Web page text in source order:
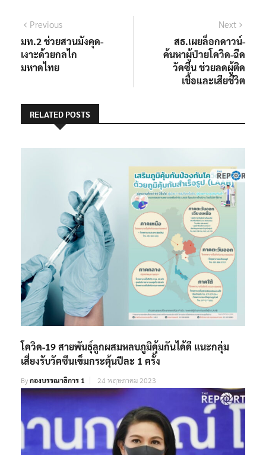
แนะแนว
เรื่อง
PreviousPrevious
post:
มท.2 ช่วยสวนมังคุด-
เงาะด้วยกลไก
มหาดไทย
Next
post:
สธ.เผยล็อกดาวน์-
ค้นหาผู้ป่วยโควิด-ฉีด
วัคซีน ช่วยลดผู้ติด
เชื้อและเสียชีวิต
RELATED POSTS
โควิด-19 สายพันธุ์ลูกผสมหลบภูมิคุ้มกันได้ดี แนะกลุ่ม
เสี่ยงรับวัคซีนเข็มกระตุ้นปีละ 1 ครั้ง
Byกองบรรณาธิการ 1 24 พฤษภาคม 2023